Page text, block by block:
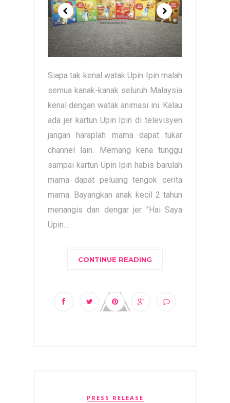
Siapa tak kenal watak Upin Ipin malah
semua kanak-kanak seluruh Malaysia
kenal dengan watak animasi ini. Kalau
ada jer kartun Upin Ipin di televisyen
jangan haraplah mama dapat tukar
channel lain. Memang kena tunggu
sampai kartun Upin Ipin habis barulah
mama dapat peluang tengok cerita
mama. Bayangkan anak kecil 2 tahun
menangis dan dengar jer "Hai Saya
Upin...
CONTINUE READING
PRESS RELEASE